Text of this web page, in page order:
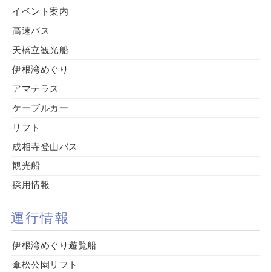
イベント案内
高速バス
天橋立観光船
伊根湾めぐり
アマテラス
ケーブルカー
リフト
成相寺登山バス
観光船
採用情報
運行情報
伊根湾めぐり遊覧船
傘松公園リフト